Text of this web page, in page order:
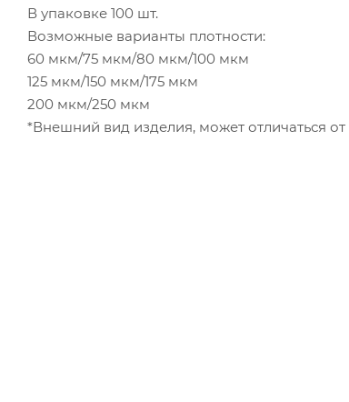
В упаковке 100 шт.
Возможные варианты плотности:
60 мкм/75 мкм/80 мкм/100 мкм
125 мкм/150 мкм/175 мкм
200 мкм/250 мкм
*Внешний вид изделия, может отличаться